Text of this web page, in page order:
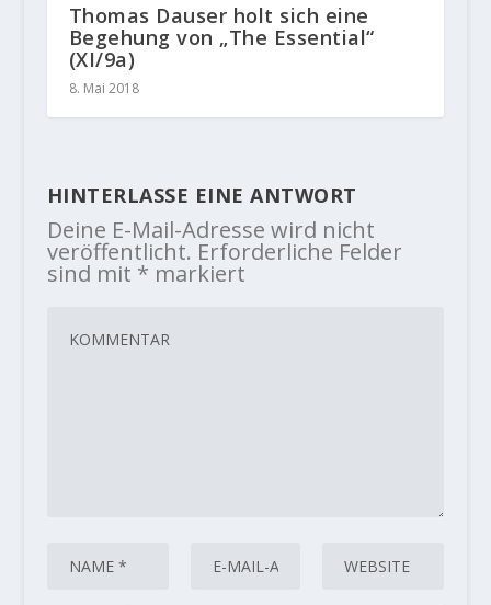
Thomas Dauser holt sich eine
Begehung von „The Essential“
(XI/9a)
8. Mai 2018
HINTERLASSE EINE ANTWORT
Deine E-Mail-Adresse wird nicht
veröffentlicht. Erforderliche Felder
sind mit * markiert